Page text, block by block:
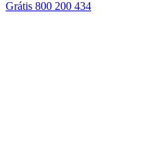
Grátis 800 200 434